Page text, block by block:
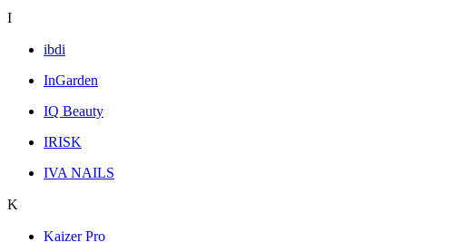
I
ibdi
InGarden
IQ Beauty
IRISK
IVA NAILS
K
Kaizer Pro